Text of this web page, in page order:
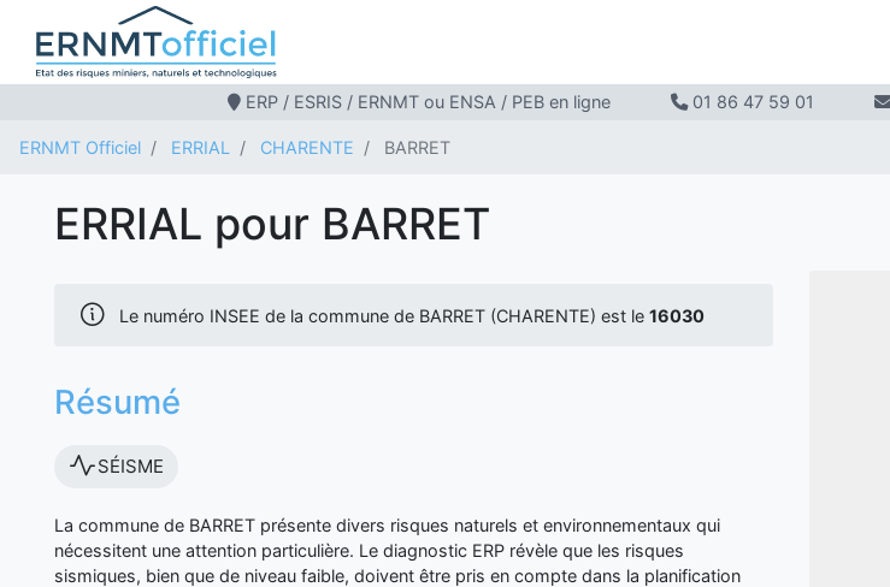
ERP / ESRIS / ERNMT ou ENSA / PEB en ligne 01 86 47 59 01
ERNMT Officiel ERRIAL CHARENTE BARRET
ERRIAL pour BARRET
Le numéro INSEE de la commune de BARRET (CHARENTE) est le 16030
Résumé
SÉISME
La commune de BARRET présente divers risques naturels et environnementaux qui
nécessitent une attention particulière. Le diagnostic ERP révèle que les risques
sismiques, bien que de niveau faible, doivent être pris en compte dans la planification